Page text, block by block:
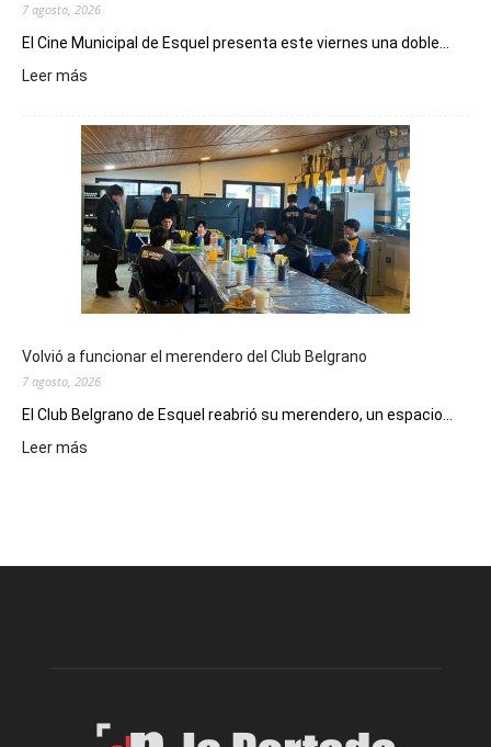
7 agosto, 2026
El Cine Municipal de Esquel presenta este viernes una doble...
Leer más
viernes,
el
Cine
Municipal
presenta
dos
funciones
de
Spider
Un
Nuevo
Volvió a funcionar el merendero del Club Belgrano
7 agosto, 2026
El Club Belgrano de Esquel reabrió su merendero, un espacio...
Leer más
merendero